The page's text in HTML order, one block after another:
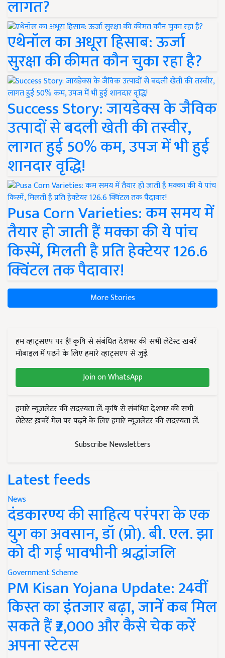
लागत?
एथेनॉल का अधूरा हिसाब: ऊर्जा
सुरक्षा की कीमत कौन चुका रहा है?
Success Story: जायडेक्स के जैविक
उत्पादों से बदली खेती की तस्वीर,
लागत हुई 50% कम, उपज में भी हुई
शानदार वृद्धि!
Pusa Corn Varieties: कम समय में
तैयार हो जाती हैं मक्का की ये पांच
किस्में, मिलती है प्रति हेक्टेयर 126.6
क्विंटल तक पैदावार!
More Stories
हम व्हाट्सएप पर हैं! कृषि से संबंधित देशभर की सभी लेटेस्ट ख़बरें
मोबाइल में पढ़ने के लिए हमारे व्हाट्सएप से जुड़ें.
Join on WhatsApp
हमारे न्यूज़लेटर की सदस्यता लें. कृषि से संबंधित देशभर की सभी
लेटेस्ट ख़बरें मेल पर पढ़ने के लिए हमारे न्यूज़लेटर की सदस्यता लें.
Subscribe Newsletters
Latest feeds
News
दंडकारण्य की साहित्य परंपरा के एक
युग का अवसान, डॉ (प्रो). बी. एल. झा
को दी गई भावभीनी श्रद्धांजलि
Government Scheme
PM Kisan Yojana Update: 24वीं
किस्त का इंतजार बढ़ा, जानें कब मिल
सकते हैं ₹2,000 और कैसे चेक करें
अपना स्टेटस